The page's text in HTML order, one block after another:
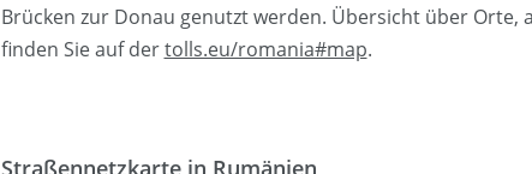
Brücken zur Donau genutzt werden. Übersicht über
finden Sie auf dertolls.eu/romania#map.